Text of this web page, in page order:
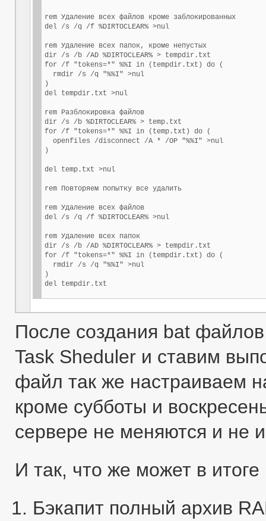
rem Удаление всех файлов кроме заблокированных
del /s /q /f %DIRTOCLEAR% >nul
rem Удаление всех папок, кроме непустых
dir /s /b /AD %DIRTOCLEAR% > tempdir.txt
for /f "tokens=*" %%I in (tempdir.txt) do (
  rmdir /s /q "%%I" >nul
)
del tempdir.txt >nul
rem Разблокировка файлов
dir /s /b %DIRTOCLEAR% > temp.txt
for /f "tokens=*" %%I in (temp.txt) do (
  openfiles /disconnect /A * /OP "%%I" >nul
)
del temp.txt >nul
rem Повторяем попытку все удалить
rem Удаление всех файлов
del /s /q /f %DIRTOCLEAR% >nul
rem Удаление всех папок
dir /s /b /AD %DIRTOCLEAR% > tempdir.txt
for /f "tokens=*" %%I in (tempdir.txt) do (
  rmdir /s /q "%%I" >nul
)
del tempdir.txt
После создания bat
Task Sheduler и ставим
файл так же настраиваем
кроме субботы и
сервере не меняются и не
И так, что же может в итоге
Бэкапит полный архив